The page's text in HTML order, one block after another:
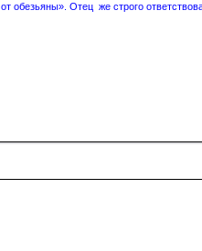
обезьяны». Отец же строго